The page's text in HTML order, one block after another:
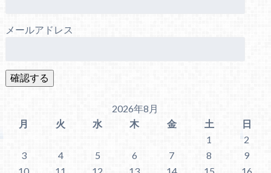
メールアドレス
2026年8月
月
火 水 木 金 土
日
1
2
3
4 5 6 7 8
9
10
11 12 13 14 15 16